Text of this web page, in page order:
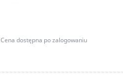
Cena dostępna po zalogowaniu